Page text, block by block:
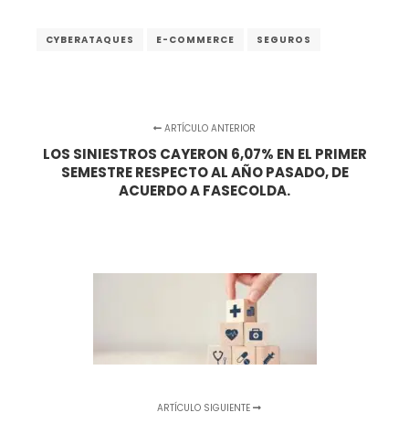
CYBERATAQUES E-COMMERCE SEGUROS
ARTÍCULO ANTERIOR
LOS SINIESTROS CAYERON 6,07% EN EL PRIMER
SEMESTRE RESPECTO AL AÑO PASADO, DE
ACUERDO A FASECOLDA.
ARTÍCULO SIGUIENTE